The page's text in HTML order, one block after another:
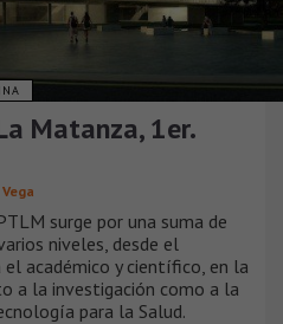
Matanza, 1er.
surge por una suma de
niveles, desde el
académico y científico, en la
a la investigación como a la
para la Salud.